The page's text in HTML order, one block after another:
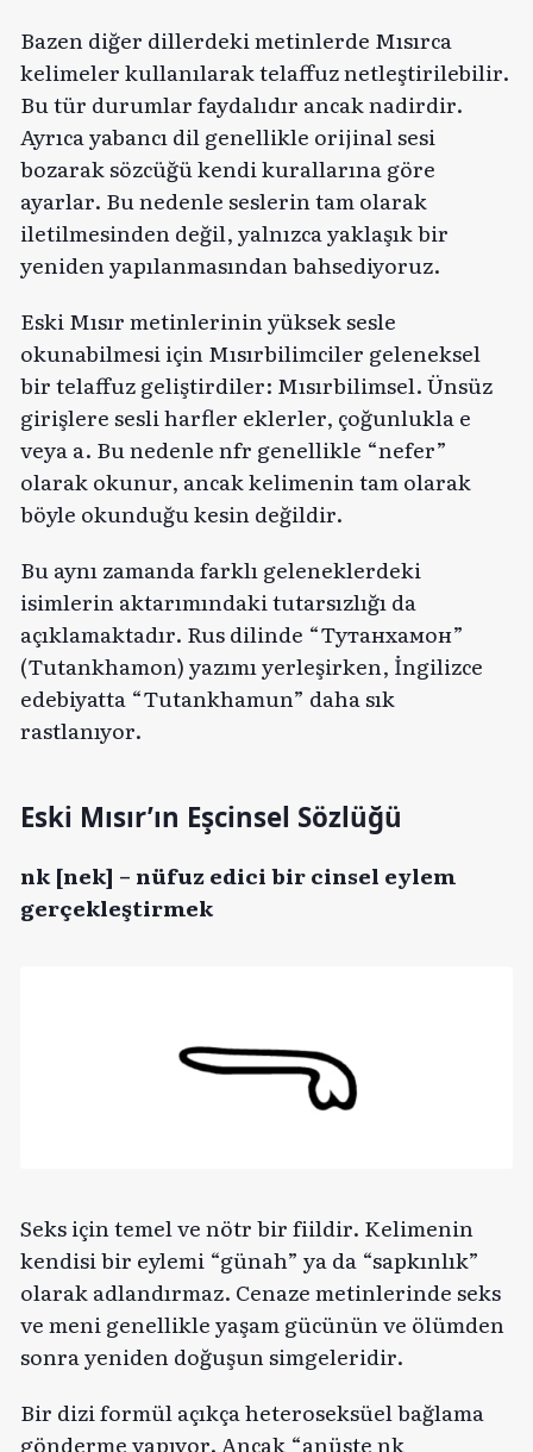
Bazen diğer dillerdeki metinlerde Mısırca
kelimeler kullanılarak telaffuz netleştirilebilir.
Bu tür durumlar faydalıdır ancak nadirdir.
Ayrıca yabancı dil genellikle orijinal sesi
bozarak sözcüğü kendi kurallarına göre
ayarlar. Bu nedenle seslerin tam olarak
iletilmesinden değil, yalnızca yaklaşık bir
yeniden yapılanmasından bahsediyoruz.
Eski Mısır metinlerinin yüksek sesle
okunabilmesi için Mısırbilimciler geleneksel
bir telaffuz geliştirdiler: Mısırbilimsel. Ünsüz
girişlere sesli harfler eklerler, çoğunlukla e
veya a. Bu nedenle nfr genellikle “nefer”
olarak okunur, ancak kelimenin tam olarak
böyle okunduğu kesin değildir.
Bu aynı zamanda farklı geleneklerdeki
isimlerin aktarımındaki tutarsızlığı da
açıklamaktadır. Rus dilinde “Тутанхамон”
(Tutankhamon) yazımı yerleşirken, İngilizce
edebiyatta “Tutankhamun” daha sık
rastlanıyor.
Eski Mısır’ın Eşcinsel Sözlüğü
nk [nek] – nüfuz edici bir cinsel eylem
gerçekleştirmek
Seks için temel ve nötr bir fiildir. Kelimenin
kendisi bir eylemi “günah” ya da “sapkınlık”
olarak adlandırmaz. Cenaze metinlerinde seks
ve meni genellikle yaşam gücünün ve ölümden
sonra yeniden doğuşun simgeleridir.
Bir dizi formül açıkça heteroseksüel bağlama
gönderme yapıyor. Ancak “anüste nk